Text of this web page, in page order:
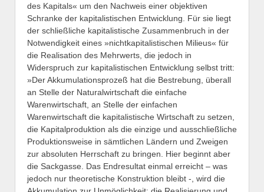
des Kapitals« um den Nachweis einer objektiven
Schranke der kapitalistischen Entwicklung. Für sie liegt
der schließliche kapitalistische Zusammenbruch in der
Notwendigkeit eines »nichtkapitalistischen Milieus« für
die Realisation des Mehrwerts, die jedoch in
Widerspruch zur kapitalistischen Entwicklung selbst tritt:
»Der Akkumulationsprozeß hat die Bestrebung, überall
an Stelle der Naturalwirtschaft die einfache
Warenwirtschaft, an Stelle der einfachen
Warenwirtschaft die kapitalistische Wirtschaft zu setzen,
die Kapitalproduktion als die einzige und ausschließliche
Produktionsweise in sämtlichen Ländern und Zweigen
zur absoluten Herrschaft zu bringen. Hier beginnt aber
die Sackgasse. Das Endresultat einmal erreicht – was
jedoch nur theoretische Konstruktion bleibt -, wird die